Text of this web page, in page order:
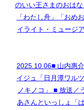
のいい王さまのおは
「わたし舟」「おめ
イライト・ミュージ
2025.10.06■ 山内惠
イジュ「日月潭ワル
ノキノコ」 ■ 放送／
あさんといっしょ「